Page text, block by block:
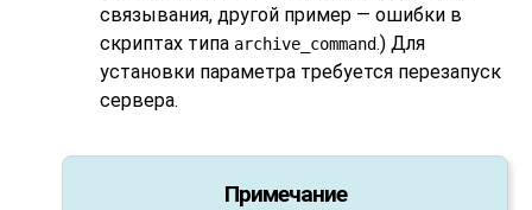
связывания, другой пример — ошибки в
скриптах типа archive_command.) Для
установки параметра требуется перезапуск
сервера.
Примечание